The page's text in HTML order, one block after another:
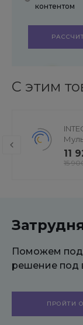
контентом
С этим
-
11
15
Поможем
решение под
ПРОЙТИ